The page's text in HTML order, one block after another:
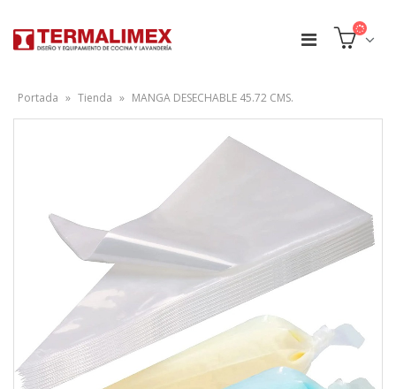
Portada » Tienda » MANGA DESECHABLE 45.72 CMS.